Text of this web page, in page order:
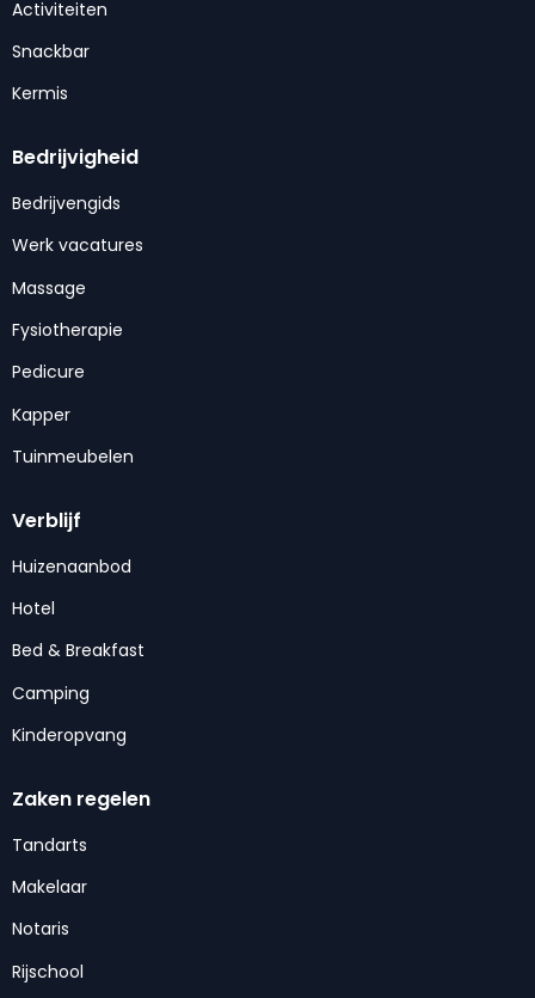
Activiteiten
Snackbar
Kermis
Bedrijvigheid
Bedrijvengids
Werk vacatures
Massage
Fysiotherapie
Pedicure
Kapper
Tuinmeubelen
Verblijf
Huizenaanbod
Hotel
Bed & Breakfast
Camping
Kinderopvang
Zaken regelen
Tandarts
Makelaar
Notaris
Rijschool